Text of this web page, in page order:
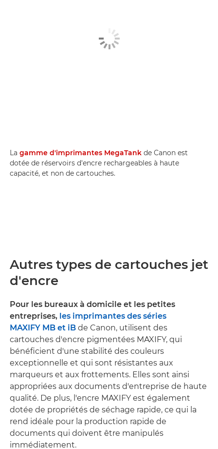
La gamme d'imprimantes MegaTank de Canon est
dotée de réservoirs d'encre rechargeables à haute
capacité, et non de cartouches.
Autres types de cartouches jet
d'encre
Pour les bureaux à domicile et les petites
entreprises, les imprimantes des séries
MAXIFY MB et iB de Canon, utilisent des
cartouches d'encre pigmentées MAXIFY, qui
bénéficient d'une stabilité des couleurs
exceptionnelle et qui sont résistantes aux
marqueurs et aux frottements. Elles sont ainsi
appropriées aux documents d'entreprise de haute
qualité. De plus, l'encre MAXIFY est également
dotée de propriétés de séchage rapide, ce qui la
rend idéale pour la production rapide de
documents qui doivent être manipulés
immédiatement.